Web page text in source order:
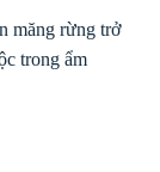
măng rừng trở
trong ẩm